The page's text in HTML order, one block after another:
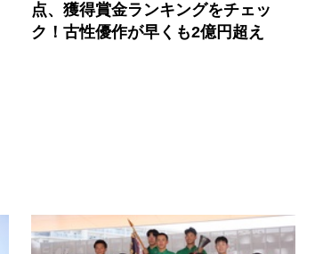
点、獲得賞金ランキングをチェッ
ク！古性優作が早くも2億円超え